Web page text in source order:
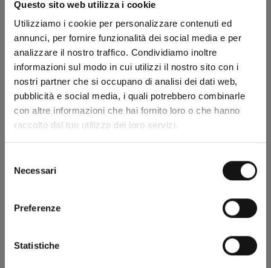
Questo sito web utilizza i cookie
Utilizziamo i cookie per personalizzare contenuti ed
annunci, per fornire funzionalità dei social media e per
analizzare il nostro traffico. Condividiamo inoltre
informazioni sul modo in cui utilizzi il nostro sito con i
nostri partner che si occupano di analisi dei dati web,
pubblicità e social media, i quali potrebbero combinarle
con altre informazioni che hai fornito loro o che hanno
raccolto dal tuo utilizzo dei loro servizi.
delNecessari
Preferenze
Statistiche
Basato su 4 recensioni
4
0
0
0
0
Sort by
Stefan S.
I have already one jacket and was so satisfy with that so I bought one